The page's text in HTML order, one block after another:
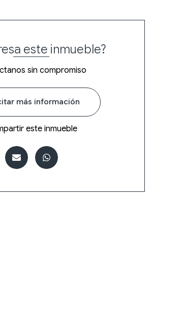
este inmueble?
sin compromiso
más información
este inmueble